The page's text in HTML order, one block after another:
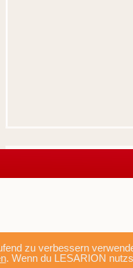
zu verbessern
. Wenn du LESARION